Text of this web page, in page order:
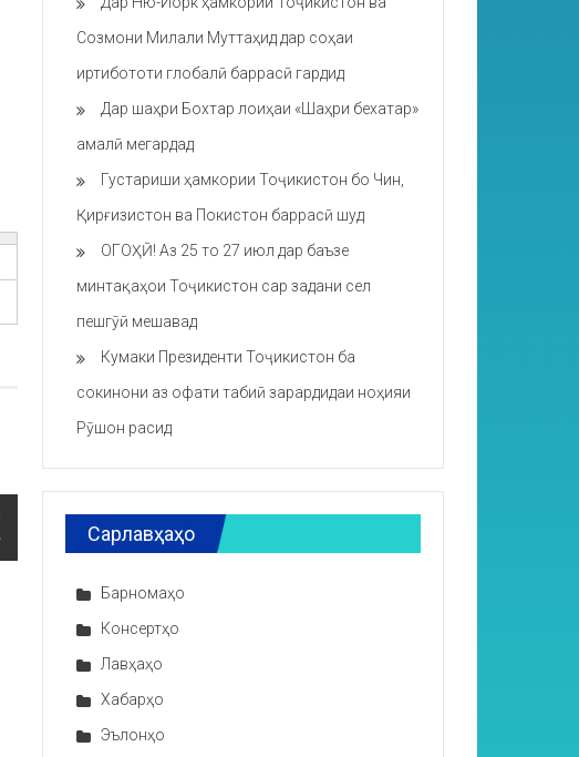
Созмони Милали Муттаҳид дар соҳаи
иртибототи глобалӣ баррасӣ гардид
Дар шаҳри Бохтар лоиҳаи «Шаҳри бехатар»
амалӣ мегардад
Густариши ҳамкории Тоҷикистон бо Чин,
Қирғизистон ва Покистон баррасӣ шуд
ОГОҲӢ! Аз 25 то 27 июл дар баъзе
минтақаҳои Тоҷикистон сар задани сел
пешгӯӣ мешавад
Кумаки Президенти Тоҷикистон ба
сокинони аз офати табиӣ зарардидаи ноҳияи
Рӯшон расид
Сарлавҳаҳо
Барномаҳо
Консертҳо
Лавҳаҳо
Хабарҳо
Эълонҳо